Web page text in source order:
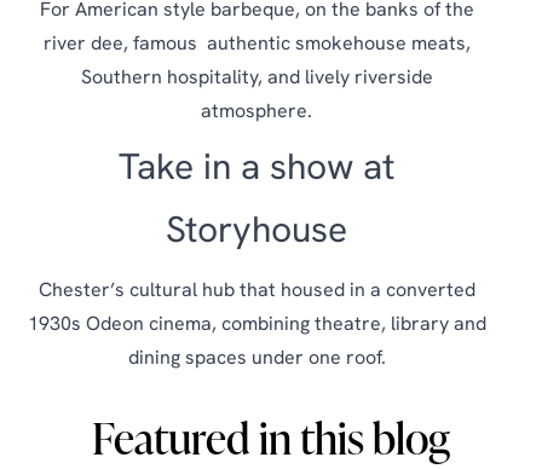
For American style barbeque, on the banks of the
river dee, famous authentic smokehouse meats,
Southern hospitality, and lively riverside
atmosphere.
Take in a show at
Storyhouse
Chester’s cultural hub that housed in a converted
1930s Odeon cinema, combining theatre, library and
dining spaces under one roof.
Featured in this blog